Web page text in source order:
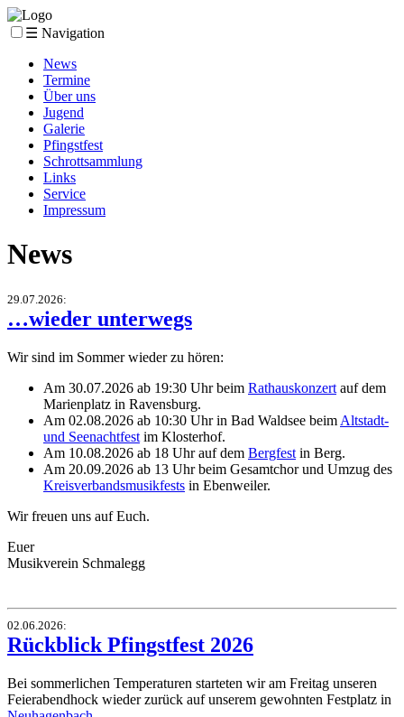
☰ Navigation
News
Termine
Über uns
Jugend
Galerie
Pfingstfest
Schrottsammlung
Links
Service
Impressum
News
29.07.2026:
…wieder unterwegs
Wir sind im Sommer wieder zu hören:
Am 30.07.2026 ab 19:30 Uhrbeim Rathauskonzert auf dem
Marienplatz in Ravensburg.
Am 02.08.2026 ab 10:30 Uhrin Bad Waldsee beim Altstadt-
und Seenachtfest im Klosterhof.
Am 10.08.2026 ab 18 Uhrauf dem Bergfest in Berg.
Am 20.09.2026 ab 13 Uhrbeim Gesamtchor und Umzug des
Kreisverbandsmusikfests in Ebenweiler.
Wir freuen uns auf Euch.
Euer
Musikverein Schmalegg
02.06.2026:
Rückblick Pfingstfest 2026
Bei sommerlichen Temperaturen starteten wir am Freitag unseren
Feierabendhock wieder zurück auf unserem gewohnten Festplatz in